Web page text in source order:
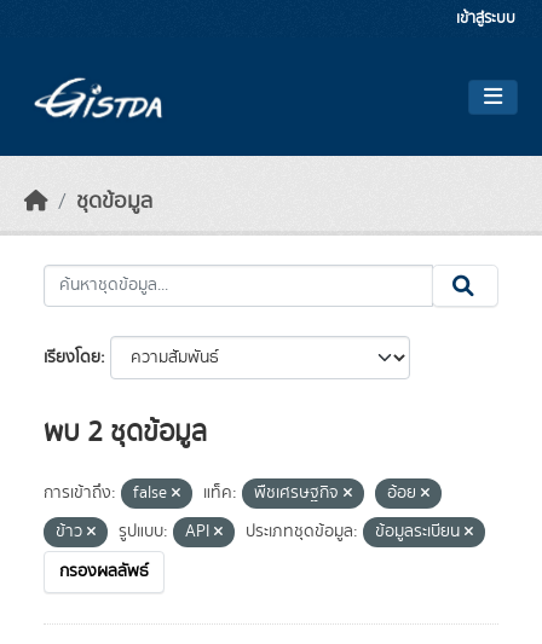
เข้าสู่ระบบ
ชุดข้อมูล
เรียงโดย
พบ 2 ชุดข้อมูล
การเข้าถึง: false แท็ค: พืชเศรษฐกิจ
อ้อย
ข้าว
รูปแบบ: API ประเภทชุดข้อมูล:
ข้อมูลระเบียน
กรองผลลัพธ์